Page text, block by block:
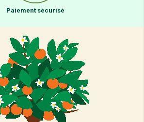
Paiement sécurisé